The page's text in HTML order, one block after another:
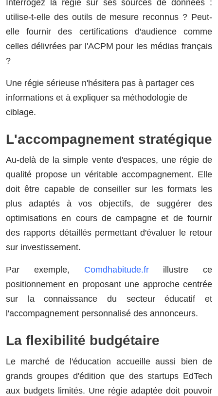
Interrogez la régie sur ses sources de données :
utilise-t-elle des outils de mesure reconnus ? Peut-
elle fournir des certifications d'audience comme
celles délivrées par l'ACPM pour les médias français
?
Une régie sérieuse n'hésitera pas à partager ces
informations et à expliquer sa méthodologie de
ciblage.
L'accompagnement stratégique
Au-delà de la simple vente d'espaces, une régie de
qualité propose un véritable accompagnement. Elle
doit être capable de conseiller sur les formats les
plus adaptés à vos objectifs, de suggérer des
optimisations en cours de campagne et de fournir
des rapports détaillés permettant d'évaluer le retour
sur investissement.
Par exemple, Comdhabitude.frillustre ce
positionnement en proposant une approche centrée
sur la connaissance du secteur éducatif et
l'accompagnement personnalisé des annonceurs.
La flexibilité budgétaire
Le marché de l'éducation accueille aussi bien de
grands groupes d'édition que des startups EdTech
aux budgets limités. Une régie adaptée doit pouvoir